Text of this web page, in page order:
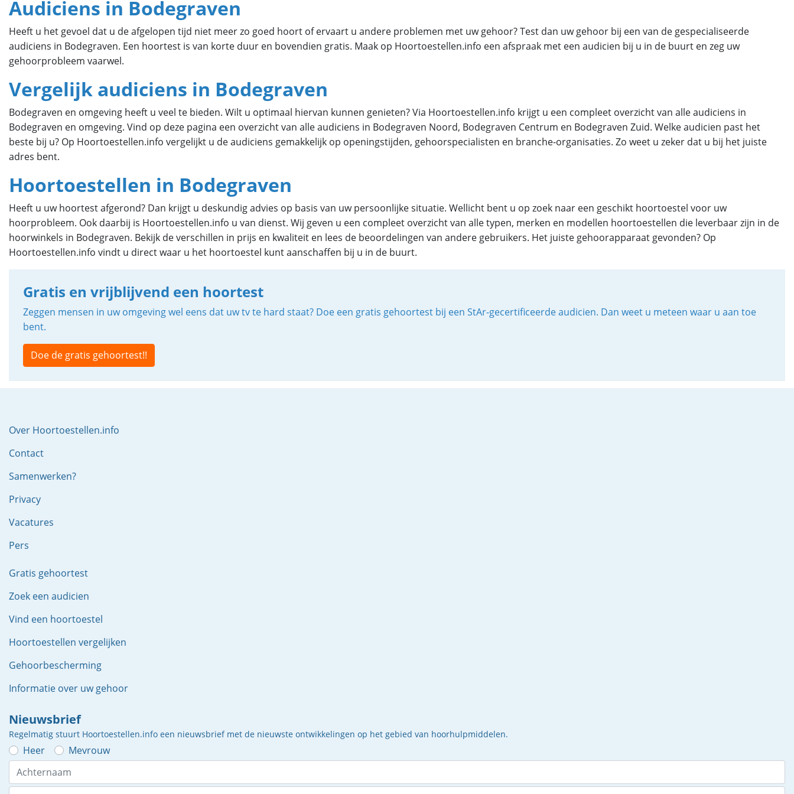
Audiciens in Bodegraven
Heeft u het gevoel dat u de afgelopen tijd niet meer zo goed hoort of ervaart u andere problemen met uw gehoor? Test dan uw gehoor bij een van de gespecialiseerde
audiciens in Bodegraven. Een hoortest is van korte duur en bovendien gratis. Maak op Hoortoestellen.info een afspraak met een audicien bij u in de buurt en zeg uw
gehoorprobleem vaarwel.
Vergelijk audiciens in Bodegraven
Bodegraven en omgeving heeft u veel te bieden. Wilt u optimaal hiervan kunnen genieten? Via Hoortoestellen.info krijgt u een compleet overzicht van alle audiciens in
Bodegraven en omgeving. Vind op deze pagina een overzicht van alle audiciens in Bodegraven Noord, Bodegraven Centrum en Bodegraven Zuid. Welke audicien past het
beste bij u? Op Hoortoestellen.info vergelijkt u de audiciens gemakkelijk op openingstijden, gehoorspecialisten en branche-organisaties. Zo weet u zeker dat u bij het juiste
adres bent.
Hoortoestellen in Bodegraven
Heeft u uw hoortest afgerond? Dan krijgt u deskundig advies op basis van uw persoonlijke situatie. Wellicht bent u op zoek naar een geschikt hoortoestel voor uw
hoorprobleem. Ook daarbij is Hoortoestellen.info u van dienst. Wij geven u een compleet overzicht van alle typen, merken en modellen hoortoestellen die leverbaar zijn in de
hoorwinkels in Bodegraven. Bekijk de verschillen in prijs en kwaliteit en lees de beoordelingen van andere gebruikers. Het juiste gehoorapparaat gevonden? Op
Hoortoestellen.info vindt u direct waar u het hoortoestel kunt aanschaffen bij u in de buurt.
Gratis en vrijblijvend een hoortest
Zeggen mensen in uw omgeving wel eens dat uw tv te hard staat? Doe een gratis gehoortest bij een StAr-gecertificeerde audicien. Dan weet u meteen waar u aan toe
bent.
Doe de gratis gehoortest!!
Over Hoortoestellen.info
Contact
Samenwerken?
Privacy
Vacatures
Pers
Gratis gehoortest
Zoek een audicien
Vind een hoortoestel
Hoortoestellen vergelijken
Gehoorbescherming
Informatie over uw gehoor
Nieuwsbrief
Regelmatig stuurt Hoortoestellen.info een nieuwsbrief met de nieuwste ontwikkelingen op het gebied van hoorhulpmiddelen.
Heer Mevrouw